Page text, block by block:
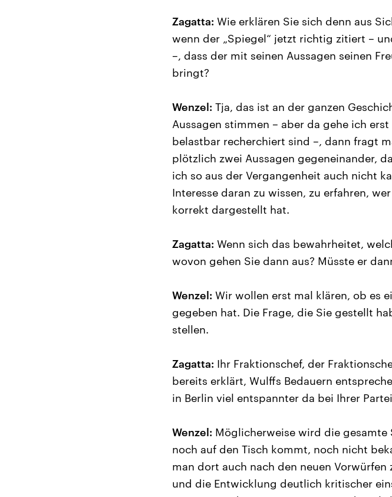
Zagatta: Wie erklären Sie sich denn aus
wenn der „Spiegel“ jetzt richtig zitiert –
–, dass der mit seinen Aussagen seinen
bringt?
Wenzel: Tja, das ist an der ganzen
Aussagen stimmen – aber da gehe ich
belastbar recherchiert sind –, dann fragt
plötzlich zwei Aussagen gegeneinander,
ich so aus der Vergangenheit auch nicht
Interesse daran zu wissen, zu erfahren,
korrekt dargestellt hat.
Zagatta: Wenn sich das bewahrheitet,
wovon gehen Sie dann aus? Müsste er
Wenzel: Wir wollen erst mal klären, ob es
gegeben hat. Die Frage, die Sie gestellt
stellen.
Zagatta: Ihr Fraktionschef, der
bereits erklärt, Wulffs Bedauern
in Berlin viel entspannter da bei Ihrer
Wenzel: Möglicherweise wird die
noch auf den Tisch kommt, noch nicht
man dort auch nach den neuen
und die Entwicklung deutlich kritischer